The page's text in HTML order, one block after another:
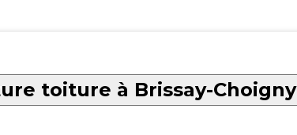
toiture à Brissay-Choigny